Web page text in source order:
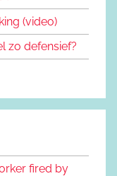
(video)
zo defensief?
fired by